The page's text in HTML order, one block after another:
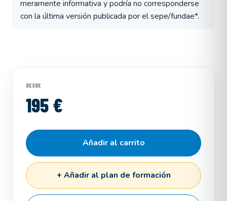
meramente informativa y podría no corresponderse
con la última versión publicada por el sepe/fundae*.
DESDE
195 €
Añadir al carrito
+ Añadir al plan de formación